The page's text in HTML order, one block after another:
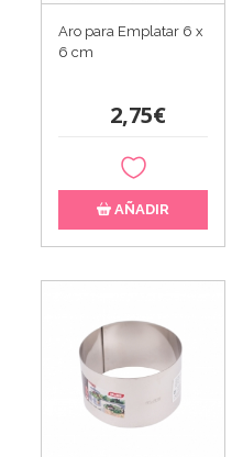
Aro para Emplatar 6 x
6 cm
2,75€
AÑADIR